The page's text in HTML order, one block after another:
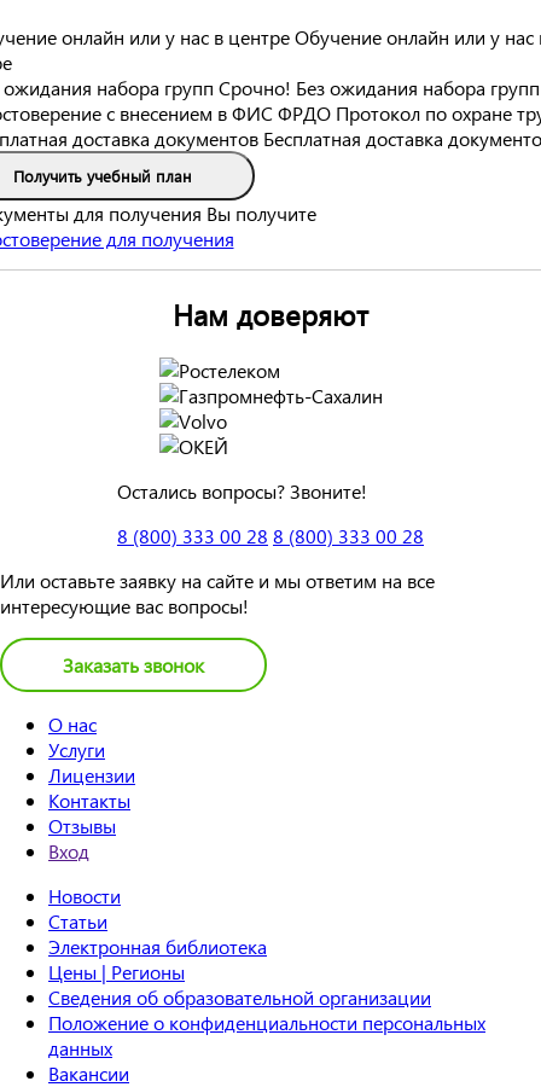
Обучение онлайн или у нас
Срочно! Без ожидания набора групп
Протокол по охране
Бесплатная доставка
Получить учебный план
Вы получите
Нам доверяют
Остались вопросы? Звоните!
8 (800) 333 00 28 8 (800) 333 00 28
Или оставьте заявку на сайте и мы ответим на все
интересующие вас вопросы!
Заказать звонок
О нас
Услуги
Лицензии
Контакты
Отзывы
Вход
Новости
Статьи
Электронная библиотека
Цены | Регионы
Сведения об образовательной организации
Положение о конфиденциальности персональных
данных
Вакансии